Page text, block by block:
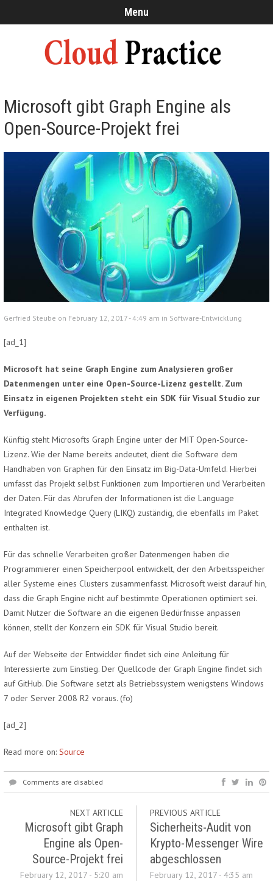
Menu
Microsoft gibt Graph Engine als
Open-Source-Projekt frei
Gerfried Steube on February 12, 2017 - 4:49 am in Software-Entwicklung
[ad_1]
Microsoft hat seine Graph Engine zum Analysieren großer
Datenmengen unter eine Open-Source-Lizenz gestellt. Zum
Einsatz in eigenen Projekten steht ein SDK für Visual Studio zur
Verfügung.
Künftig steht Microsofts Graph Engine unter der MIT Open-Source-
Lizenz. Wie der Name bereits andeutet, dient die Software dem
Handhaben von Graphen für den Einsatz im Big-Data-Umfeld. Hierbei
umfasst das Projekt selbst Funktionen zum Importieren und Verarbeiten
der Daten. Für das Abrufen der Informationen ist die Language
Integrated Knowledge Query (LIKQ) zuständig, die ebenfalls im Paket
enthalten ist.
Für das schnelle Verarbeiten großer Datenmengen haben die
Programmierer einen Speicherpool entwickelt, der den Arbeitsspeicher
aller Systeme eines Clusters zusammenfasst. Microsoft weist darauf hin,
dass die Graph Engine nicht auf bestimmte Operationen optimiert sei.
Damit Nutzer die Software an die eigenen Bedürfnisse anpassen
können, stellt der Konzern ein SDK für Visual Studio bereit.
Auf der Webseite der Entwickler findet sich eine Anleitung für
Interessierte zum Einstieg. Der Quellcode der Graph Engine findet sich
auf GitHub. Die Software setzt als Betriebssystem wenigstens Windows
7 oder Server 2008 R2 voraus. (fo)
[ad_2]
Read more on: Source
Comments are disabled
NEXT ARTICLE
Microsoft gibt Graph
Engine als Open-
Source-Projekt frei
February 12, 2017 - 5:20 am
PREVIOUS ARTICLE
Sicherheits-Audit von
Krypto-Messenger Wire
abgeschlossen
February 12, 2017 - 4:35 am